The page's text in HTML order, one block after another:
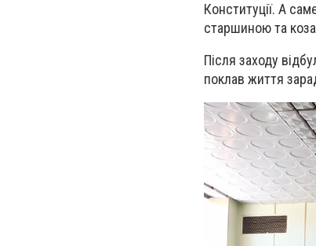
Конституції. А
старшиною та
Після заходу
поклав життя